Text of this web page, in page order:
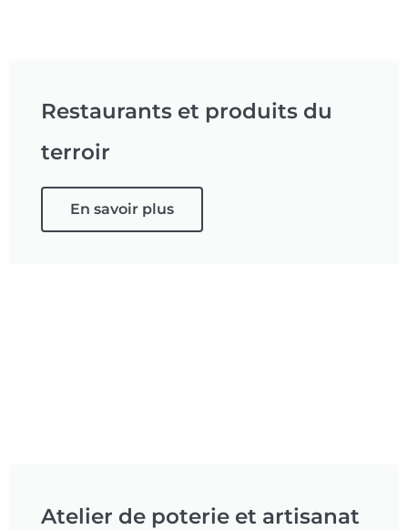
Restaurants et produits du
terroir
En savoir plus
Atelier de poterie et artisanat